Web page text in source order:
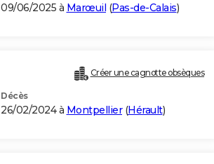
09/06/2025 à Marœuil (Pas-de-Calais)
Créer une cagnotte obsèques
Décès
26/02/2024 à Montpellier(Hérault)